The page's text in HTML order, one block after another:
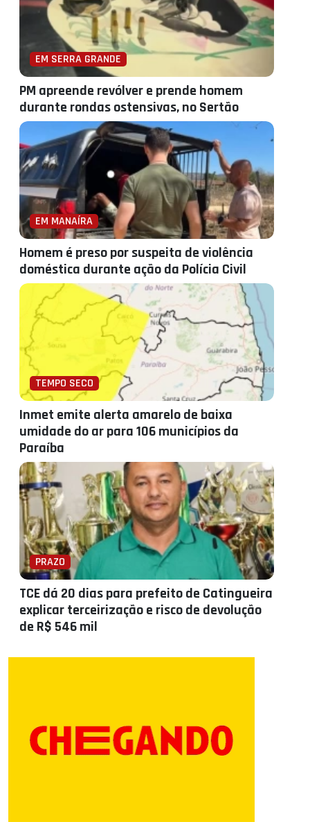
EM SERRA GRANDE
PM apreende revólver e prende homem
durante rondas ostensivas, no Sertão
EM MANAÍRA
Homem é preso por suspeita de violência
doméstica durante ação da Polícia Civil
TEMPO SECO
Inmet emite alerta amarelo de baixa
umidade do ar para 106 municípios da
Paraíba
PRAZO
TCE dá 20 dias para prefeito de Catingueira
explicar terceirização e risco de devolução
de R$ 546 mil